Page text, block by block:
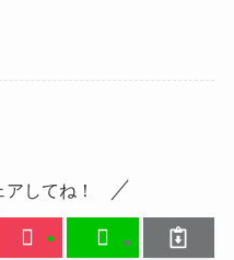
してね！